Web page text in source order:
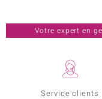
Service clients
Votre expert en